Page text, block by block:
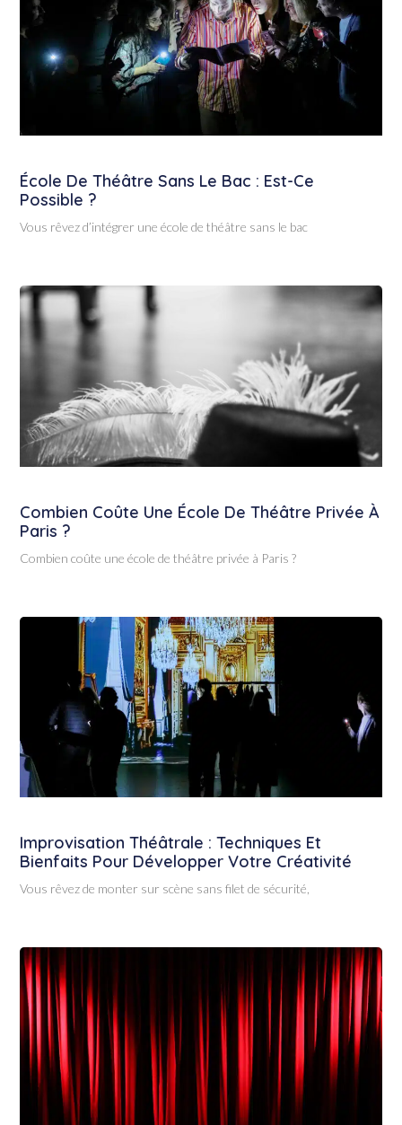
École De Théâtre Sans Le Bac : Est-Ce
Possible ?
Vous rêvez d’intégrer une école de théâtre sans le bac
Combien Coûte Une École De Théâtre Privée À
Paris ?
Combien coûte une école de théâtre privée à Paris ?
Improvisation Théâtrale : Techniques Et
Bienfaits Pour Développer Votre Créativité
Vous rêvez de monter sur scène sans filet de sécurité,